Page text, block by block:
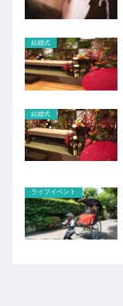
結婚式
結婚式
ライフイベント